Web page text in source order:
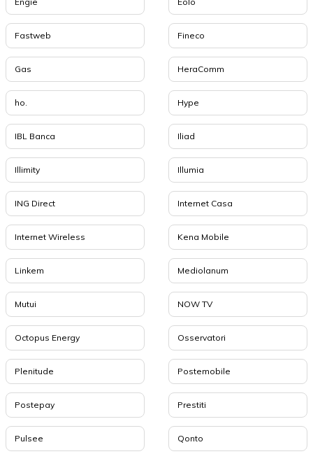
Fastweb Fineco
Gas HeraComm
ho. Hype
IBL Banca Iliad
Illimity Illumia
ING Direct Internet Casa
Internet Wireless Kena Mobile
Linkem Mediolanum
Mutui NOW TV
Octopus Energy Osservatori
Plenitude Postemobile
Postepay Prestiti
Pulsee Qonto